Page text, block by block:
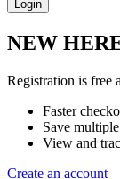
NEW
Registration is free
Faster
Save
View and
Create an account